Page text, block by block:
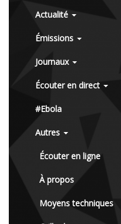
Actualité
Émissions
Journaux
Écouter en direct
#Ebola
Autres
Écouter en ligne
À propos
Moyens techniques